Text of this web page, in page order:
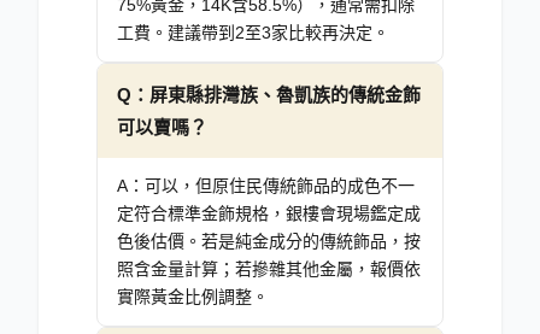
75%黃金，14K含58.5%），通常需扣除
工費。建議帶到2至3家比較再決定。
Q： 屏東縣排灣族、魯凱族的傳統金飾
可以賣嗎？
A： 可以，但原住民傳統飾品的成色不一
定符合標準金飾規格，銀樓會現場鑑定成
色後估價。若是純金成分的傳統飾品，按
照含金量計算；若摻雜其他金屬，報價依
實際黃金比例調整。